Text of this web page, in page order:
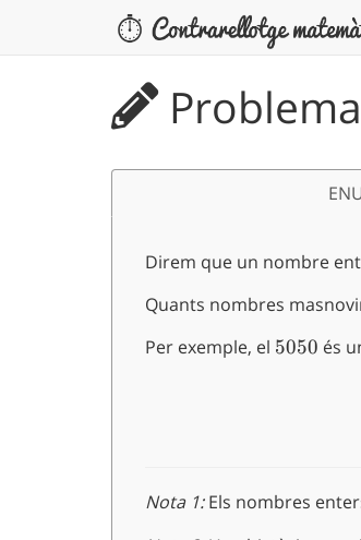
Direm que un nombre
Quants nombres
Per exemple, el 5050
5050 és
Nota 1:Els nombres